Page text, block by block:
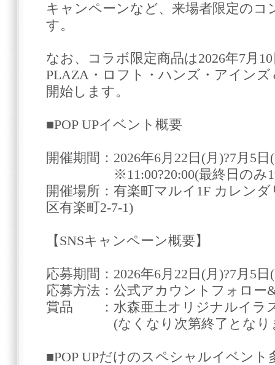
キャンペーンなど、来場者限定のコ
す。
なお、コラボ限定商品は2026年7月
PLAZA・ロフト・ハンズ・アイン
開始します。
■POP UPイベント概要
開催期間：2026年6月22日(月)?7月5日
※11:00?20:00(最終日のみ
開催場所：有楽町マルイ1F カレン
区有楽町2-7-1)
【SNSキャンペーン概要】
応募期間：2026年6月22日(月)?7月5日
応募方法：公式アカウントフォロー
賞品 ：水森亜土オリジナルイラ
(なくなり次第終了となり
■POP UPだけのスペシャルイベント